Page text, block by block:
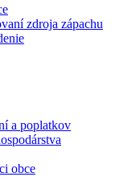
zdroja zápachu
a poplatkov
obce